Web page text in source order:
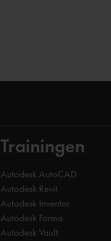
Trainingen
Autodesk AutoCAD
Autodesk Revit
Autodesk Inventor
Autodesk Forma
Autodesk Vault